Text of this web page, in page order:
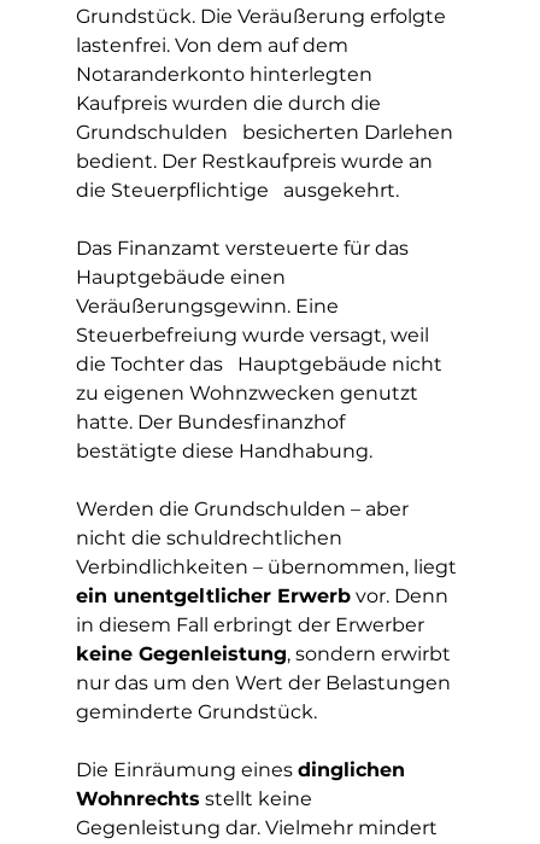
Grundstück. Die Veräußerung erfolgte
lastenfrei. Von dem auf dem
Notaranderkonto hinterlegten
Kaufpreis wurden die durch die
Grundschulden   besicherten Darlehen
bedient. Der Restkaufpreis wurde an
die Steuerpflichtige   ausgekehrt.
Das Finanzamt versteuerte für das
Hauptgebäude einen
Veräußerungsgewinn. Eine
Steuerbefreiung wurde versagt, weil
die Tochter das   Hauptgebäude nicht
zu eigenen Wohnzwecken genutzt
hatte. Der Bundesfinanzhof
bestätigte diese Handhabung.
Werden die Grundschulden – aber
nicht die schuldrechtlichen
Verbindlichkeiten – übernommen, liegt
ein unentgeltlicher Erwerb vor. Denn
in diesem Fall erbringt der Erwerber
keine Gegenleistung, sondern erwirbt
nur das um den Wert der Belastungen
geminderte Grundstück.
Die Einräumung eines dinglichen
Wohnrechts stellt keine
Gegenleistung dar. Vielmehr mindert